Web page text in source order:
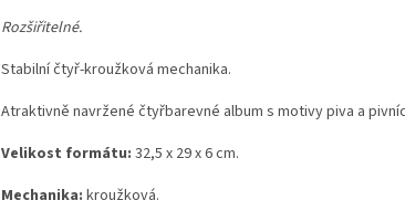
Rozšiřitelné.
Stabilní čtyř-kroužková mechanika.
Atraktivně navržené čtyřbarevné album s motivy piva a
Velikost formátu: 32,5 x 29 x 6 cm.